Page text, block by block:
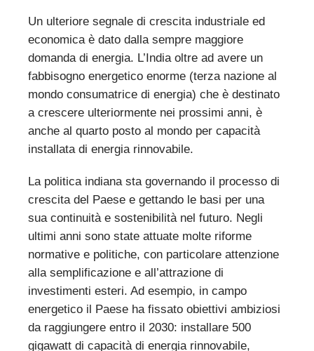
Un ulteriore segnale di crescita industriale ed
economica è dato dalla sempre maggiore
domanda di energia. L’India oltre ad avere un
fabbisogno energetico enorme (terza nazione al
mondo consumatrice di energia) che è destinato
a crescere ulteriormente nei prossimi anni, è
anche al quarto posto al mondo per capacità
installata di energia rinnovabile.
La politica indiana sta governando il processo di
crescita del Paese e gettando le basi per una
sua continuità e sostenibilità nel futuro. Negli
ultimi anni sono state attuate molte riforme
normative e politiche, con particolare attenzione
alla semplificazione e all’attrazione di
investimenti esteri. Ad esempio, in campo
energetico il Paese ha fissato obiettivi ambiziosi
da raggiungere entro il 2030: installare 500
gigawatt di capacità di energia rinnovabile,